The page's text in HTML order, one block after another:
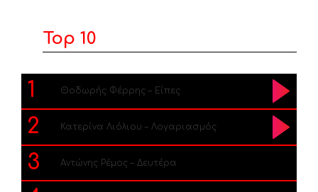
Top 10
1 Θοδωρής Φέρρης – Είπες
2 Κατερίνα Λιόλιου – Λογαριασμός
3 Αντώνης Ρέμος – Δευτέρα